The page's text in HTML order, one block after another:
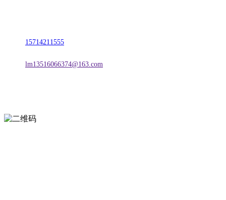
15714211555
lm13516066374@163.com